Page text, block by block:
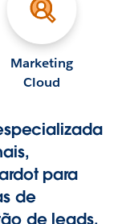
Marketing
Cloud
para
de
de leads.